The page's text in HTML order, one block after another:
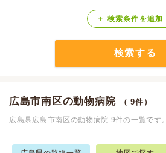
Calooペットとは？ 検索条件 を追加
検索する
広島市南区の動物病院 （ 9件）
広島県広島市南区の動物病院 9件の一覧です。